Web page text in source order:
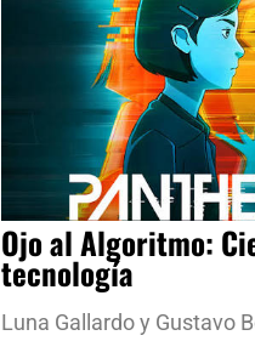
Ojo al Algoritmo:
tecnología
Luna Gallardo y Gustavo